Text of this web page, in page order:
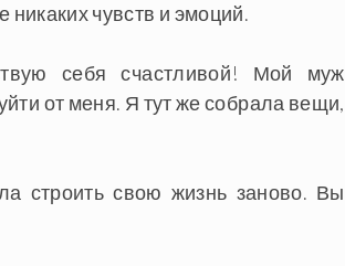
чувств и эмоций.
себя счастливой! Мой муж
от меня. Я тут же собрала вещи,
строить свою жизнь заново. Вы